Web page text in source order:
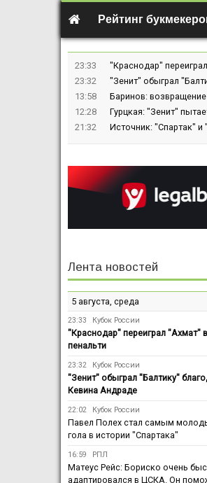
Рейтинг
23:33
"Краснодар"
23:32
"Зенит" обыграл
13:58
Баринов:
12:28
Гурцкая: "Зенит"
21:32
Источник: "Спартак"
Лента новостей
5 августа, среда
23:33 Кубок России
"Краснодар" переиграл "Ахмат"
пенальти
23:32 Кубок России
"Зенит" обыграл "Балтику"
Кевина Андраде
22:02 Кубок России
Павел Полех стал самым
гола в истории "Спартака"
16:59 РПЛ
Матеус Рейс: Бориско очень
адаптировался в ЦСКА. Он